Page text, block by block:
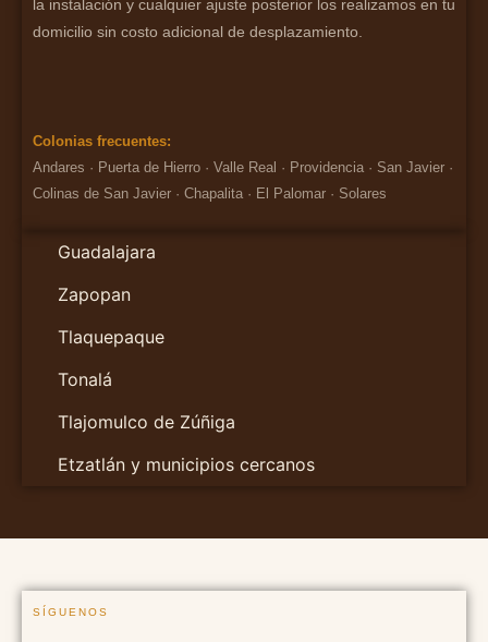
la instalación y cualquier ajuste posterior los realizamos en tu
domicilio sin costo adicional de desplazamiento.
Colonias frecuentes:
Andares · Puerta de Hierro · Valle Real · Providencia · San Javier ·
Colinas de San Javier · Chapalita · El Palomar · Solares
Guadalajara
Zapopan
Tlaquepaque
Tonalá
Tlajomulco de Zúñiga
Etzatlán y municipios cercanos
SÍGUENOS